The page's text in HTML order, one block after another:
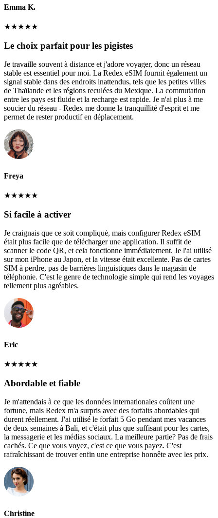
Emma K.
★★★★★
Le choix parfait pour les pigistes
Je travaille souvent à distance et j'adore voyager, donc un réseau
stable est essentiel pour moi. La Redex eSIM fournit également un
signal stable dans des endroits inattendus, tels que les petites villes
de Thaïlande et les régions reculées du Mexique. La commutation
entre les pays est fluide et la recharge est rapide. Je n'ai plus à me
soucier du réseau - Redex me donne la tranquillité d'esprit et me
permet de rester productif en déplacement.
Freya
★★★★★
Si facile à activer
Je craignais que ce soit compliqué, mais configurer Redex eSIM
était plus facile que de télécharger une application. Il suffit de
scanner le code QR, et cela fonctionne immédiatement. Je l'ai utilisé
sur mon iPhone au Japon, et la vitesse était excellente. Pas de cartes
SIM à perdre, pas de barrières linguistiques dans le magasin de
téléphonie. C'est le genre de technologie simple qui rend les voyages
tellement plus agréables.
Eric
★★★★★
Abordable et fiable
Je m'attendais à ce que les données internationales coûtent une
fortune, mais Redex m'a surpris avec des forfaits abordables qui
durent réellement. J'ai utilisé le forfait 5 Go pendant mes vacances
de deux semaines à Bali, et c'était plus que suffisant pour les cartes,
la messagerie et les médias sociaux. La meilleure partie? Pas de frais
cachés. Ce que vous voyez, c'est ce que vous payez. C'est
rafraîchissant de trouver enfin une entreprise honnête avec les prix.
Christine